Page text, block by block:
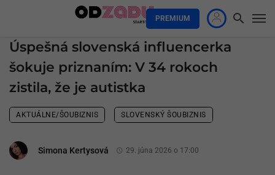
PREMIUM
Úspešná slovenská influencerka
šokuje priznaním: V 34 rokoch
zistila, že je autistka
AKTUÁLNE/ŠOUBIZNIS SLOVENSKÝ ŠOUBIZNIS
Simona Kertysová 29. júna 2026 o 17:00